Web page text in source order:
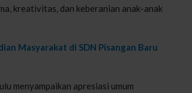
kreativitas, dan keberanian anak-anak
Masyarakat di SDN Pisangan Baru
menyampaikan apresiasi umum